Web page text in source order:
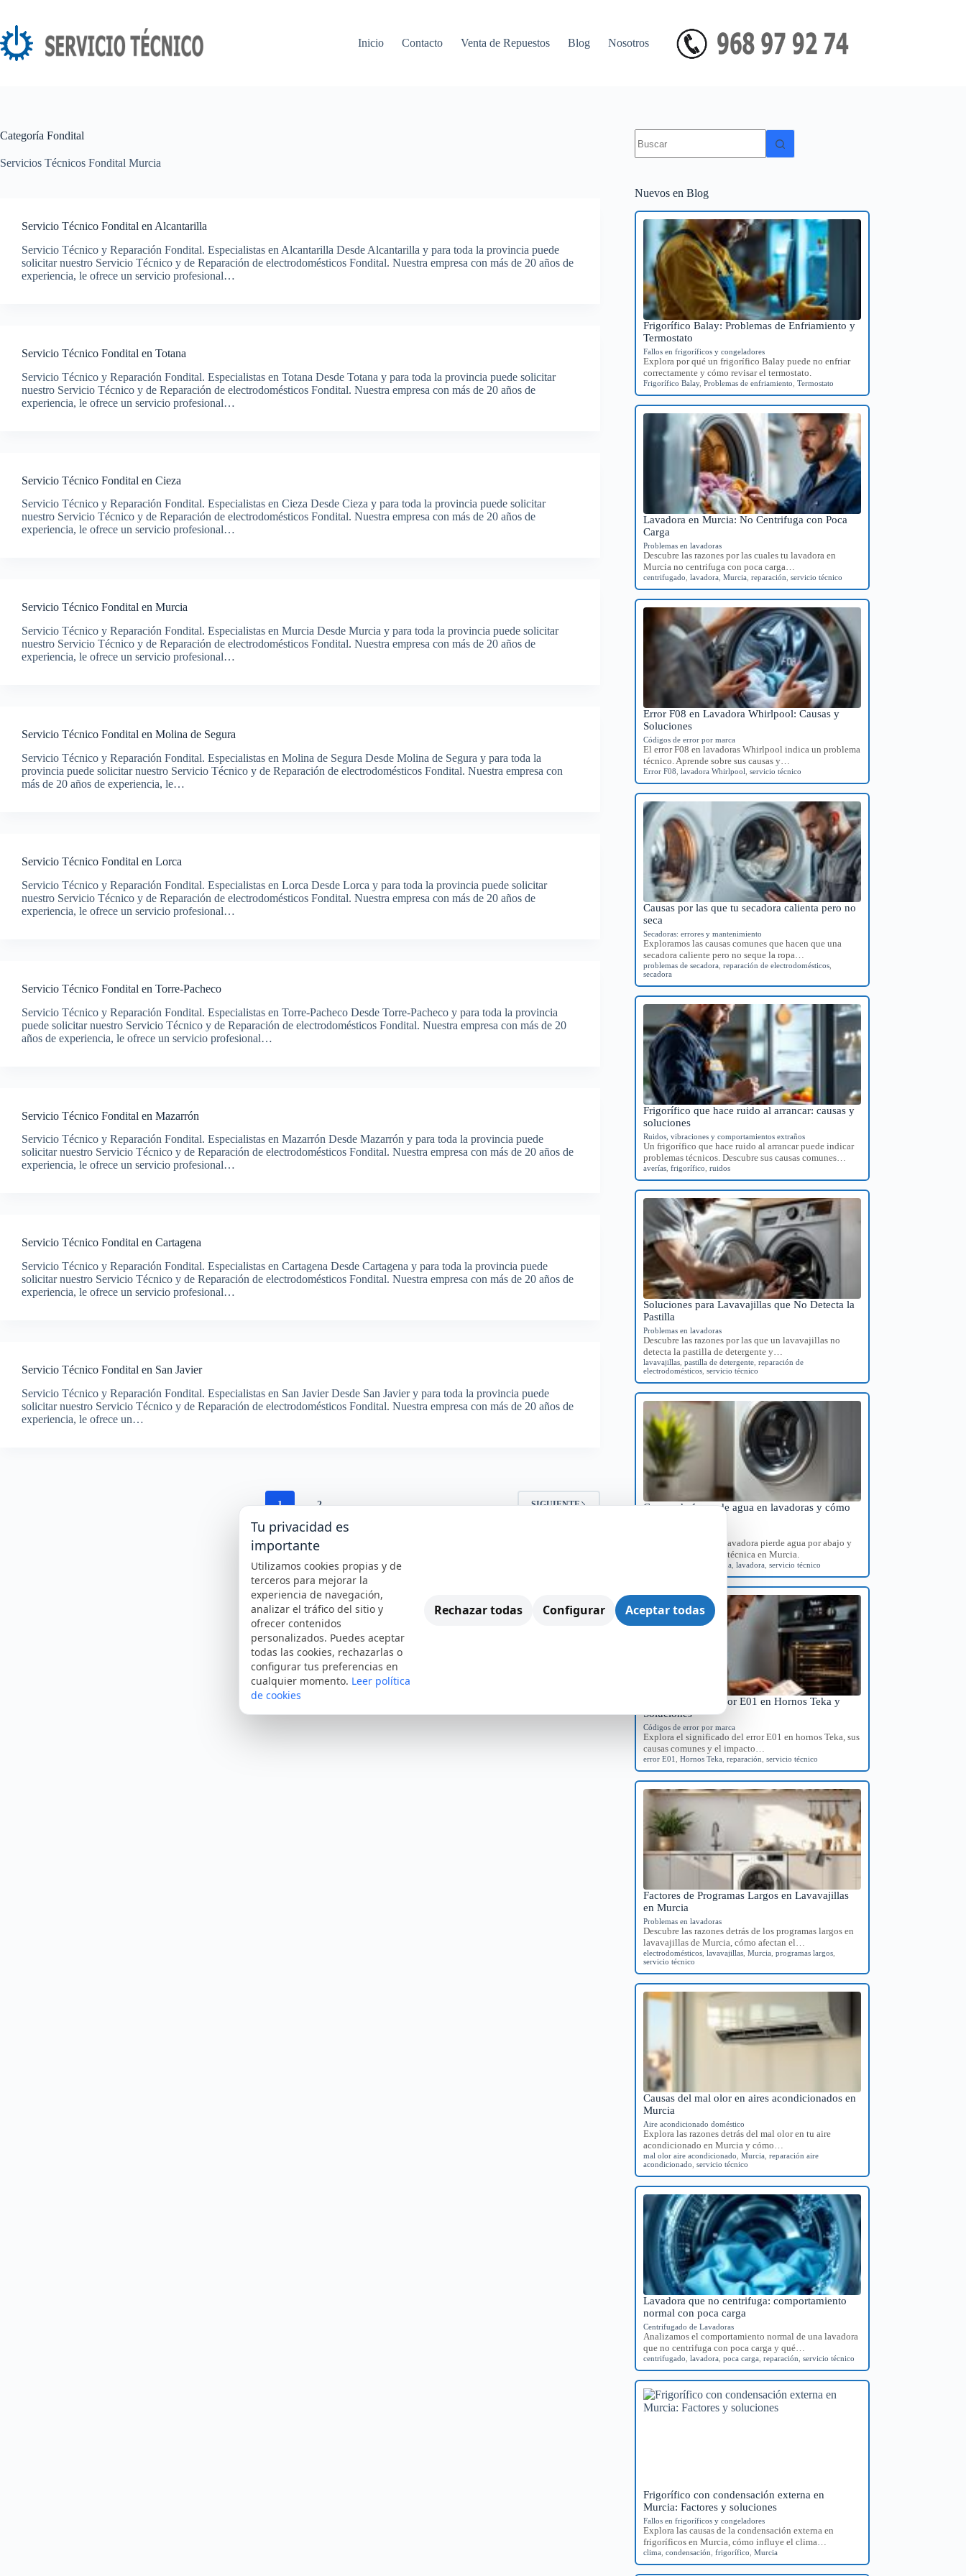
contenido
Inicio
Contacto Venta de Repuestos Blog Nosotros
Categoría Fondital
Servicios Técnicos Fondital Murcia
Servicio Técnico Fondital en Alcantarilla
Servicio Técnico y Reparación Fondital. Especialistas en Alcantarilla Desde Alcantarilla y para toda la provincia puede
solicitar nuestro Servicio Técnico y de Reparación de electrodomésticos Fondital. Nuestra empresa con más de 20 años de
experiencia, le ofrece un servicio profesional…
Servicio Técnico Fondital en Totana
Servicio Técnico y Reparación Fondital. Especialistas en Totana Desde Totana y para toda la provincia puede solicitar
nuestro Servicio Técnico y de Reparación de electrodomésticos Fondital. Nuestra empresa con más de 20 años de
experiencia, le ofrece un servicio profesional…
Servicio Técnico Fondital en Cieza
Servicio Técnico y Reparación Fondital. Especialistas en Cieza Desde Cieza y para toda la provincia puede solicitar
nuestro Servicio Técnico y de Reparación de electrodomésticos Fondital. Nuestra empresa con más de 20 años de
experiencia, le ofrece un servicio profesional…
Servicio Técnico Fondital en Murcia
Servicio Técnico y Reparación Fondital. Especialistas en Murcia Desde Murcia y para toda la provincia puede solicitar
nuestro Servicio Técnico y de Reparación de electrodomésticos Fondital. Nuestra empresa con más de 20 años de
experiencia, le ofrece un servicio profesional…
Servicio Técnico Fondital en Molina de Segura
Servicio Técnico y Reparación Fondital. Especialistas en Molina de Segura Desde Molina de Segura y para toda la
provincia puede solicitar nuestro Servicio Técnico y de Reparación de electrodomésticos Fondital. Nuestra empresa con
más de 20 años de experiencia, le…
Servicio Técnico Fondital en Lorca
Servicio Técnico y Reparación Fondital. Especialistas en Lorca Desde Lorca y para toda la provincia puede solicitar
nuestro Servicio Técnico y de Reparación de electrodomésticos Fondital. Nuestra empresa con más de 20 años de
experiencia, le ofrece un servicio profesional…
Servicio Técnico Fondital en Torre-Pacheco
Servicio Técnico y Reparación Fondital. Especialistas en Torre-Pacheco Desde Torre-Pacheco y para toda la provincia
puede solicitar nuestro Servicio Técnico y de Reparación de electrodomésticos Fondital. Nuestra empresa con más de 20
años de experiencia, le ofrece un servicio profesional…
Servicio Técnico Fondital en Mazarrón
Servicio Técnico y Reparación Fondital. Especialistas en Mazarrón Desde Mazarrón y para toda la provincia puede
solicitar nuestro Servicio Técnico y de Reparación de electrodomésticos Fondital. Nuestra empresa con más de 20 años de
experiencia, le ofrece un servicio profesional…
Servicio Técnico Fondital en Cartagena
Servicio Técnico y Reparación Fondital. Especialistas en Cartagena Desde Cartagena y para toda la provincia puede
solicitar nuestro Servicio Técnico y de Reparación de electrodomésticos Fondital. Nuestra empresa con más de 20 años de
experiencia, le ofrece un servicio profesional…
Servicio Técnico Fondital en San Javier
Servicio Técnico y Reparación Fondital. Especialistas en San Javier Desde San Javier y para toda la provincia puede
solicitar nuestro Servicio Técnico y de Reparación de electrodomésticos Fondital. Nuestra empresa con más de 20 años de
experiencia, le ofrece un…
1 2 SIGUIENTE
resultados
Nuevos en Blog
Frigorífico Balay: Problemas de Enfriamiento y
Termostato
Fallos en frigoríficos y congeladores
Explora por qué un frigorífico Balay puede no enfriar
correctamente y cómo revisar el termostato.
Frigorífico Balay,Problemas de enfriamiento ,Termostato
Lavadora en Murcia: No Centrifuga con Poca
Carga
Problemas en lavadoras
Descubre las razones por las cuales tu lavadora en
Murcia no centrifuga con poca carga…
centrifugado ,lavadora ,Murcia ,reparación ,servicio técnico
Error F08 en Lavadora Whirlpool: Causas y
Soluciones
Códigos de error por marca
El error F08 en lavadoras Whirlpool indica un problema
técnico. Aprende sobre sus causas y…
Error F08 ,lavadora Whirlpool ,servicio técnico
Causas por las que tu secadora calienta pero no
seca
Secadoras: errores y mantenimiento
Exploramos las causas comunes que hacen que una
secadora caliente pero no seque la ropa…
problemas de secadora ,reparación de electrodomésticos
secadora
Frigorífico que hace ruido al arrancar: causas y
soluciones
Ruidos, vibraciones y comportamientos extraños
Un frigorífico que hace ruido al arrancar puede indicar
problemas técnicos. Descubre sus causas comunes…
averías ,frigorífico ,ruidos
Soluciones para Lavavajillas que No Detecta la
Pastilla
Problemas en lavadoras
Descubre las razones por las que un lavavajillas no
detecta la pastilla de detergente y…
lavavajillas ,pastilla de detergente ,reparación de
electrodomésticos ,servicio técnico
Causas de fugas de agua en lavadoras y cómo
Identifica por qué tu lavadora pierde agua por abajo y
consigue orientación técnica en Murcia.
fugas de agua ,lavadora ,servicio técnico
Significado del Error E01 en Hornos Teka y
Soluciones
Códigos de error por marca
Explora el significado del error E01 en hornos Teka, sus
causas comunes y el impacto…
error E01 ,Hornos Teka ,reparación ,servicio técnico
Factores de Programas Largos en Lavavajillas
en Murcia
Problemas en lavadoras
Descubre las razones detrás de los programas largos en
lavavajillas de Murcia, cómo afectan el…
electrodomésticos ,lavavajillas ,Murcia ,programas largos
servicio técnico
Causas del mal olor en aires acondicionados en
Murcia
Aire acondicionado doméstico
Explora las razones detrás del mal olor en tu aire
acondicionado en Murcia y cómo…
mal olor aire acondicionado ,Murcia ,reparación aire
acondicionado ,servicio técnico
Lavadora que no centrifuga: comportamiento
normal con poca carga
Centrifugado de Lavadoras
Analizamos el comportamiento normal de una lavadora
que no centrifuga con poca carga y qué…
centrifugado ,lavadora ,poca carga ,reparación ,servicio técnico
Frigorífico con condensación externa en
Murcia: Factores y soluciones
Fallos en frigoríficos y congeladores
Explora las causas de la condensación externa en
frigoríficos en Murcia, cómo influye el clima…
clima ,condensación ,frigorífico ,Murcia
Tu privacidad es
importante
Utilizamos cookies propias y de
terceros para mejorar la
experiencia de navegación,
analizar el tráfico del sitio y
ofrecer contenidos
personalizados. Puedes aceptar
todas las cookies, rechazarlas o
configurar tus preferencias en
cualquier momento. Leer política
de cookies
Rechazar todas Configurar Aceptar todas